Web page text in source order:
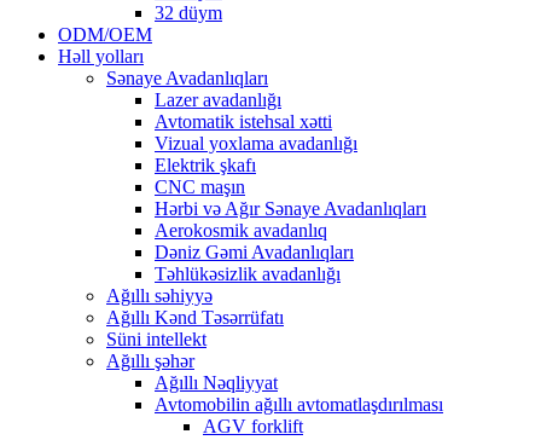
32 düym
ODM/OEM
Həll yolları
Sənaye Avadanlıqları
Lazer avadanlığı
Avtomatik istehsal xətti
Vizual yoxlama avadanlığı
Elektrik şkafı
CNC maşın
Hərbi və Ağır Sənaye Avadanlıqları
Aerokosmik avadanlıq
Dəniz Gəmi Avadanlıqları
Təhlükəsizlik avadanlığı
Ağıllı səhiyyə
Ağıllı Kənd Təsərrüfatı
Süni intellekt
Ağıllı şəhər
Ağıllı Nəqliyyat
Avtomobilin ağıllı avtomatlaşdırılması
AGV forklift